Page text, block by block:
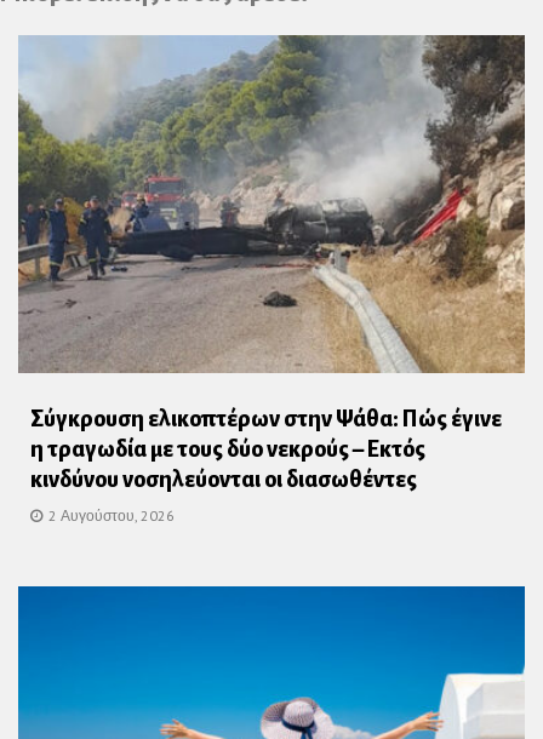
Σύγκρουση ελικοπτέρων στην Ψάθα: Πώς έγινε
η τραγωδία με τους δύο νεκρούς – Εκτός
κινδύνου νοσηλεύονται οι διασωθέντες
2 Αυγούστου, 2026